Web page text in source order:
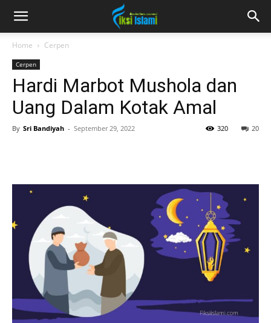
fiksiislami.com
Home Cerpen
Cerpen
Hardi Marbot Mushola dan
Uang Dalam Kotak Amal
By Sri Bandiyah - September 29, 2022 20
320